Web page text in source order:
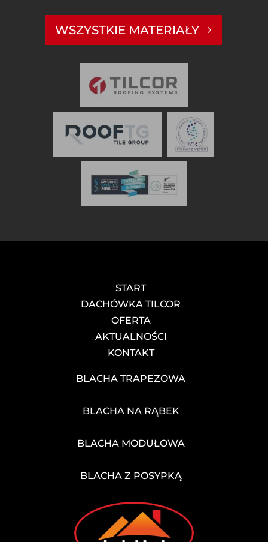
WSZYSTKIE MATERIAŁY
START
DACHÓWKA TILCOR
OFERTA
AKTUALNOŚCI
KONTAKT
BLACHA TRAPEZOWA
BLACHA NA RĄBEK
BLACHA MODUŁOWA
BLACHA Z POSYPKĄ